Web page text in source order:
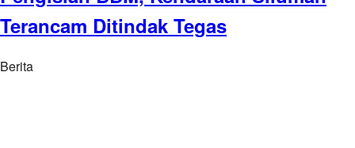
Terancam Ditindak Tegas
Berita